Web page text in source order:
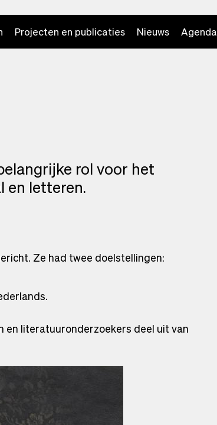
Projecten en publicaties Nieuws Agenda
rol voor het
en letteren.
Ze had twee doelstellingen:
en literatuuronderzoekers deel uit van